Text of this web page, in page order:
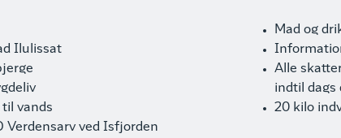
Ilulissat
vands
Verdensarv ved Isfjorden
Mad og
Alle
indtil dags
20 kilo